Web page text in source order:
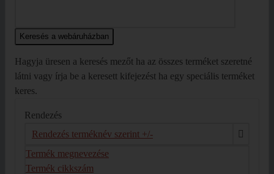
Hagyja üresen a keresés mezőt ha az összes terméket szeretné
látni vagy írja be a keresett kifejezést ha egy speciális terméket
keres.
Rendezés
Rendezés terméknév szerint +/-
Termék megnevezése
Termék cikkszám